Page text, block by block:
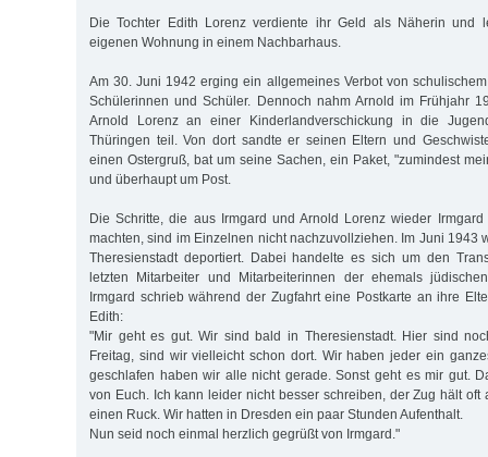
Die Tochter Edith Lorenz verdiente ihr Geld als Näherin und
eigenen Wohnung in einem Nachbarhaus.
Am 30. Juni 1942 erging ein allgemeines Verbot von
Schülerinnen und Schüler. Dennoch nahm Arnold im Frühjahr
Arnold Lorenz an einer Kinderlandverschickung in die
Thüringen teil. Von dort sandte er seinen Eltern und
einen Ostergruß, bat um seine Sachen, ein Paket, "zumindest
und überhaupt um Post.
Die Schritte, die aus Irmgard und Arnold Lorenz wieder
machten, sind im Einzelnen nicht nachzuvollziehen. Im Juni 1943
Theresienstadt deportiert. Dabei handelte es sich um den
letzten Mitarbeiter und Mitarbeiterinnen der ehemals
Irmgard schrieb während der Zugfahrt eine Postkarte an ihre
Edith:
"Mir geht es gut. Wir sind bald in Theresienstadt. Hier sind
Freitag, sind wir vielleicht schon dort. Wir haben jeder ein
geschlafen haben wir alle nicht gerade. Sonst geht es mir gut.
von Euch. Ich kann leider nicht besser schreiben, der Zug hält oft
einen Ruck. Wir hatten in Dresden ein paar Stunden Aufenthalt.
Nun seid noch einmal herzlich gegrüßt von Irmgard."